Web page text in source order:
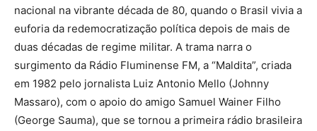
nacional na vibrante década de 80, quando o Brasil vivia a
euforia da redemocratização política depois de mais de
duas décadas de regime militar. A trama narra o
surgimento da Rádio Fluminense FM, a “Maldita”, criada
em 1982 pelo jornalista Luiz Antonio Mello (Johnny
Massaro), com o apoio do amigo Samuel Wainer Filho
(George Sauma), que se tornou a primeira rádio brasileira